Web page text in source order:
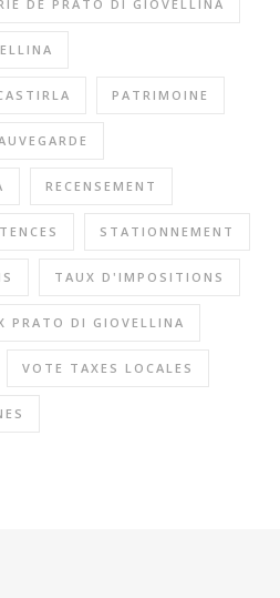
DE PRATO DI GIOVELLINA
PATRIMOINE
RECENSEMENT
STATIONNEMENT
TAUX D'IMPOSITIONS
PRATO DI GIOVELLINA
VOTE TAXES LOCALES